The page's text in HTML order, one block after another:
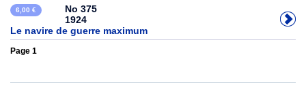
6,00 €
No 375
1924
Le navire de guerre maximum
Page 1